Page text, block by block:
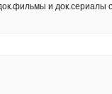
и док.сериалы